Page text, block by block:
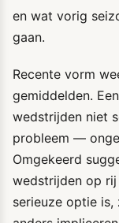
en wat vorig
gaan.
Recente vorm
gemiddelden.
wedstrijden niet
probleem —
Omgekeerd
wedstrijden op rij
serieuze optie